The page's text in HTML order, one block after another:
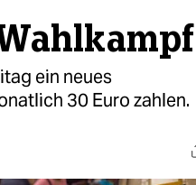
ein neues
30 Euro zahlen.